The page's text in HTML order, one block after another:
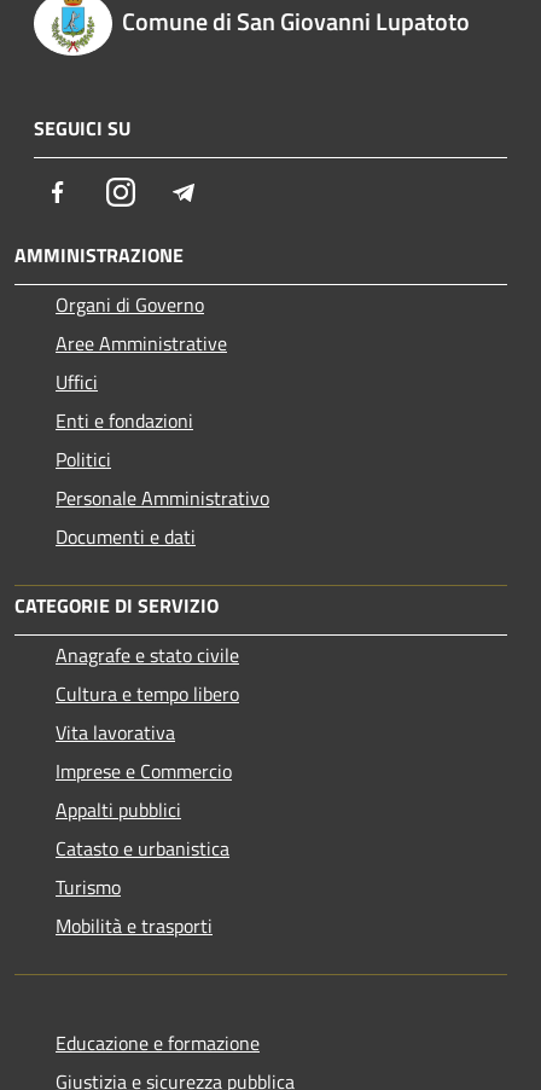
Comune di San Giovanni Lupatoto
SEGUICI SU
FacebookInstagram
AMMINISTRAZIONE
Organi di Governo
Aree Amministrative
Uffici
Enti e fondazioni
Politici
Personale Amministrativo
Documenti e dati
CATEGORIE DI SERVIZIO
Anagrafe e stato civile
Cultura e tempo libero
Vita lavorativa
Imprese e Commercio
Appalti pubblici
Catasto e urbanistica
Turismo
Mobilità e trasporti
Educazione e formazione
Giustizia e sicurezza pubblica